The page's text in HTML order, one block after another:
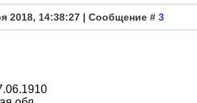
2018, 14:38:27 | Сообщение # 3